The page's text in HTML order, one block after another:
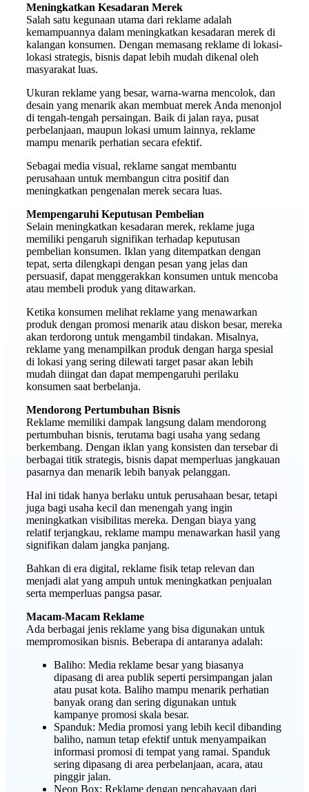
Meningkatkan Kesadaran Merek
Salah satu kegunaan utama dari reklame adalah
kemampuannya dalam meningkatkan kesadaran merek di
kalangan konsumen. Dengan memasang reklame di lokasi-
lokasi strategis, bisnis dapat lebih mudah dikenal oleh
masyarakat luas.
Ukuran reklame yang besar, warna-warna mencolok, dan
desain yang menarik akan membuat merek Anda menonjol
di tengah-tengah persaingan. Baik di jalan raya, pusat
perbelanjaan, maupun lokasi umum lainnya, reklame
mampu menarik perhatian secara efektif.
Sebagai media visual, reklame sangat membantu
perusahaan untuk membangun citra positif dan
meningkatkan pengenalan merek secara luas.
Mempengaruhi Keputusan Pembelian
Selain meningkatkan kesadaran merek, reklame juga
memiliki pengaruh signifikan terhadap keputusan
pembelian konsumen. Iklan yang ditempatkan dengan
tepat, serta dilengkapi dengan pesan yang jelas dan
persuasif, dapat menggerakkan konsumen untuk mencoba
atau membeli produk yang ditawarkan.
Ketika konsumen melihat reklame yang menawarkan
produk dengan promosi menarik atau diskon besar, mereka
akan terdorong untuk mengambil tindakan. Misalnya,
reklame yang menampilkan produk dengan harga spesial
di lokasi yang sering dilewati target pasar akan lebih
mudah diingat dan dapat mempengaruhi perilaku
konsumen saat berbelanja.
Mendorong Pertumbuhan Bisnis
Reklame memiliki dampak langsung dalam mendorong
pertumbuhan bisnis, terutama bagi usaha yang sedang
berkembang. Dengan iklan yang konsisten dan tersebar di
berbagai titik strategis, bisnis dapat memperluas jangkauan
pasarnya dan menarik lebih banyak pelanggan.
Hal ini tidak hanya berlaku untuk perusahaan besar, tetapi
juga bagi usaha kecil dan menengah yang ingin
meningkatkan visibilitas mereka. Dengan biaya yang
relatif terjangkau, reklame mampu menawarkan hasil yang
signifikan dalam jangka panjang.
Bahkan di era digital, reklame fisik tetap relevan dan
menjadi alat yang ampuh untuk meningkatkan penjualan
serta memperluas pangsa pasar.
Macam-Macam Reklame
Ada berbagai jenis reklame yang bisa digunakan untuk
mempromosikan bisnis. Beberapa di antaranya adalah:
Baliho: Media reklame besar yang biasanya
dipasang di area publik seperti persimpangan jalan
atau pusat kota. Baliho mampu menarik perhatian
banyak orang dan sering digunakan untuk
kampanye promosi skala besar.
Spanduk: Media promosi yang lebih kecil dibanding
baliho, namun tetap efektif untuk menyampaikan
informasi promosi di tempat yang ramai. Spanduk
sering dipasang di area perbelanjaan, acara, atau
pinggir jalan.
Neon Box: Reklame dengan pencahayaan dari